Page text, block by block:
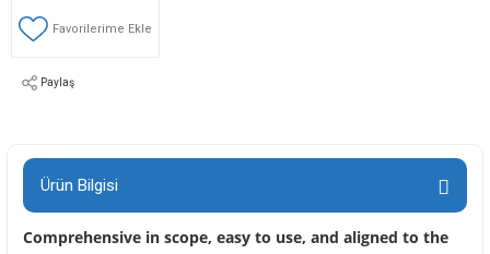
Paylaş
Ürün Bilgisi
Comprehensive in scope, easy to use, and aligned to the